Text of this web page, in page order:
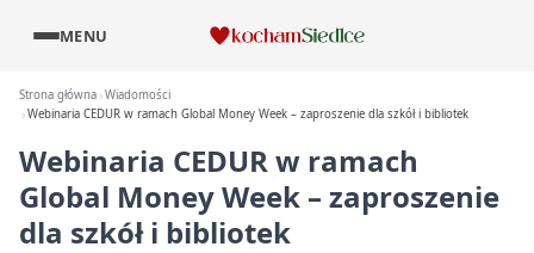
MENU
Strona główna Wiadomości
Webinaria CEDUR w ramach Global Money Week – zaproszenie dla szkół i bibliotek
Webinaria CEDUR w ramach
Global Money Week – zaproszenie
dla szkół i bibliotek